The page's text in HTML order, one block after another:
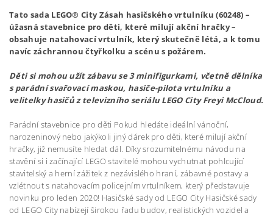
Tato sada LEGO® City Zásah hasičského vrtulníku (60248) –
úžasná stavebnice pro děti, které milují akční hračky –
obsahuje natahovací vrtulník, který skutečně létá, a k tomu
navíc záchrannou čtyřkolku a scénu s požárem.
Děti si mohou užít zábavu se 3 minifigurkami, včetně dělníka
s parádní svařovací maskou, hasiče-pilota vrtulníku a
velitelky hasičů z televizního seriálu LEGO City Freyi McCloud.
Parádní stavebnice pro děti Pokud hledáte ideální vánoční,
narozeninový nebo jakýkoli jiný dárek pro děti, které milují akční
hračky, již nemusíte hledat dál. Díky srozumitelnému návodu na
stavění si i začínající LEGO stavitelé mohou vychutnat pohlcující
stavitelský a herní zážitek z nezávislého hraní, zábavné postavy a
vzlétnout s natahovacím policejním vrtulníkem, který představuje
novinku pro leden 2020! Hasičské sady od LEGO City Hasičské sady
od LEGO City nabízejí širokou řadu budov, realistických vozidel a